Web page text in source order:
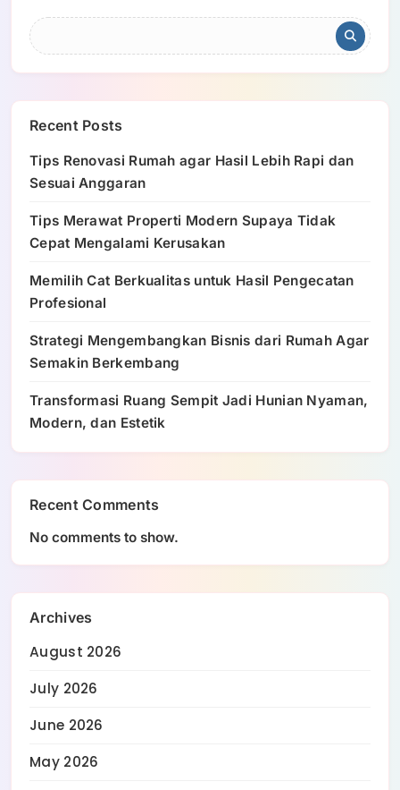
Recent Posts
Tips Renovasi Rumah agar Hasil Lebih Rapi dan
Sesuai Anggaran
Tips Merawat Properti Modern Supaya Tidak
Cepat Mengalami Kerusakan
Memilih Cat Berkualitas untuk Hasil Pengecatan
Profesional
Strategi Mengembangkan Bisnis dari Rumah Agar
Semakin Berkembang
Transformasi Ruang Sempit Jadi Hunian Nyaman,
Modern, dan Estetik
Recent Comments
No comments to show.
Archives
August 2026
July 2026
June 2026
May 2026